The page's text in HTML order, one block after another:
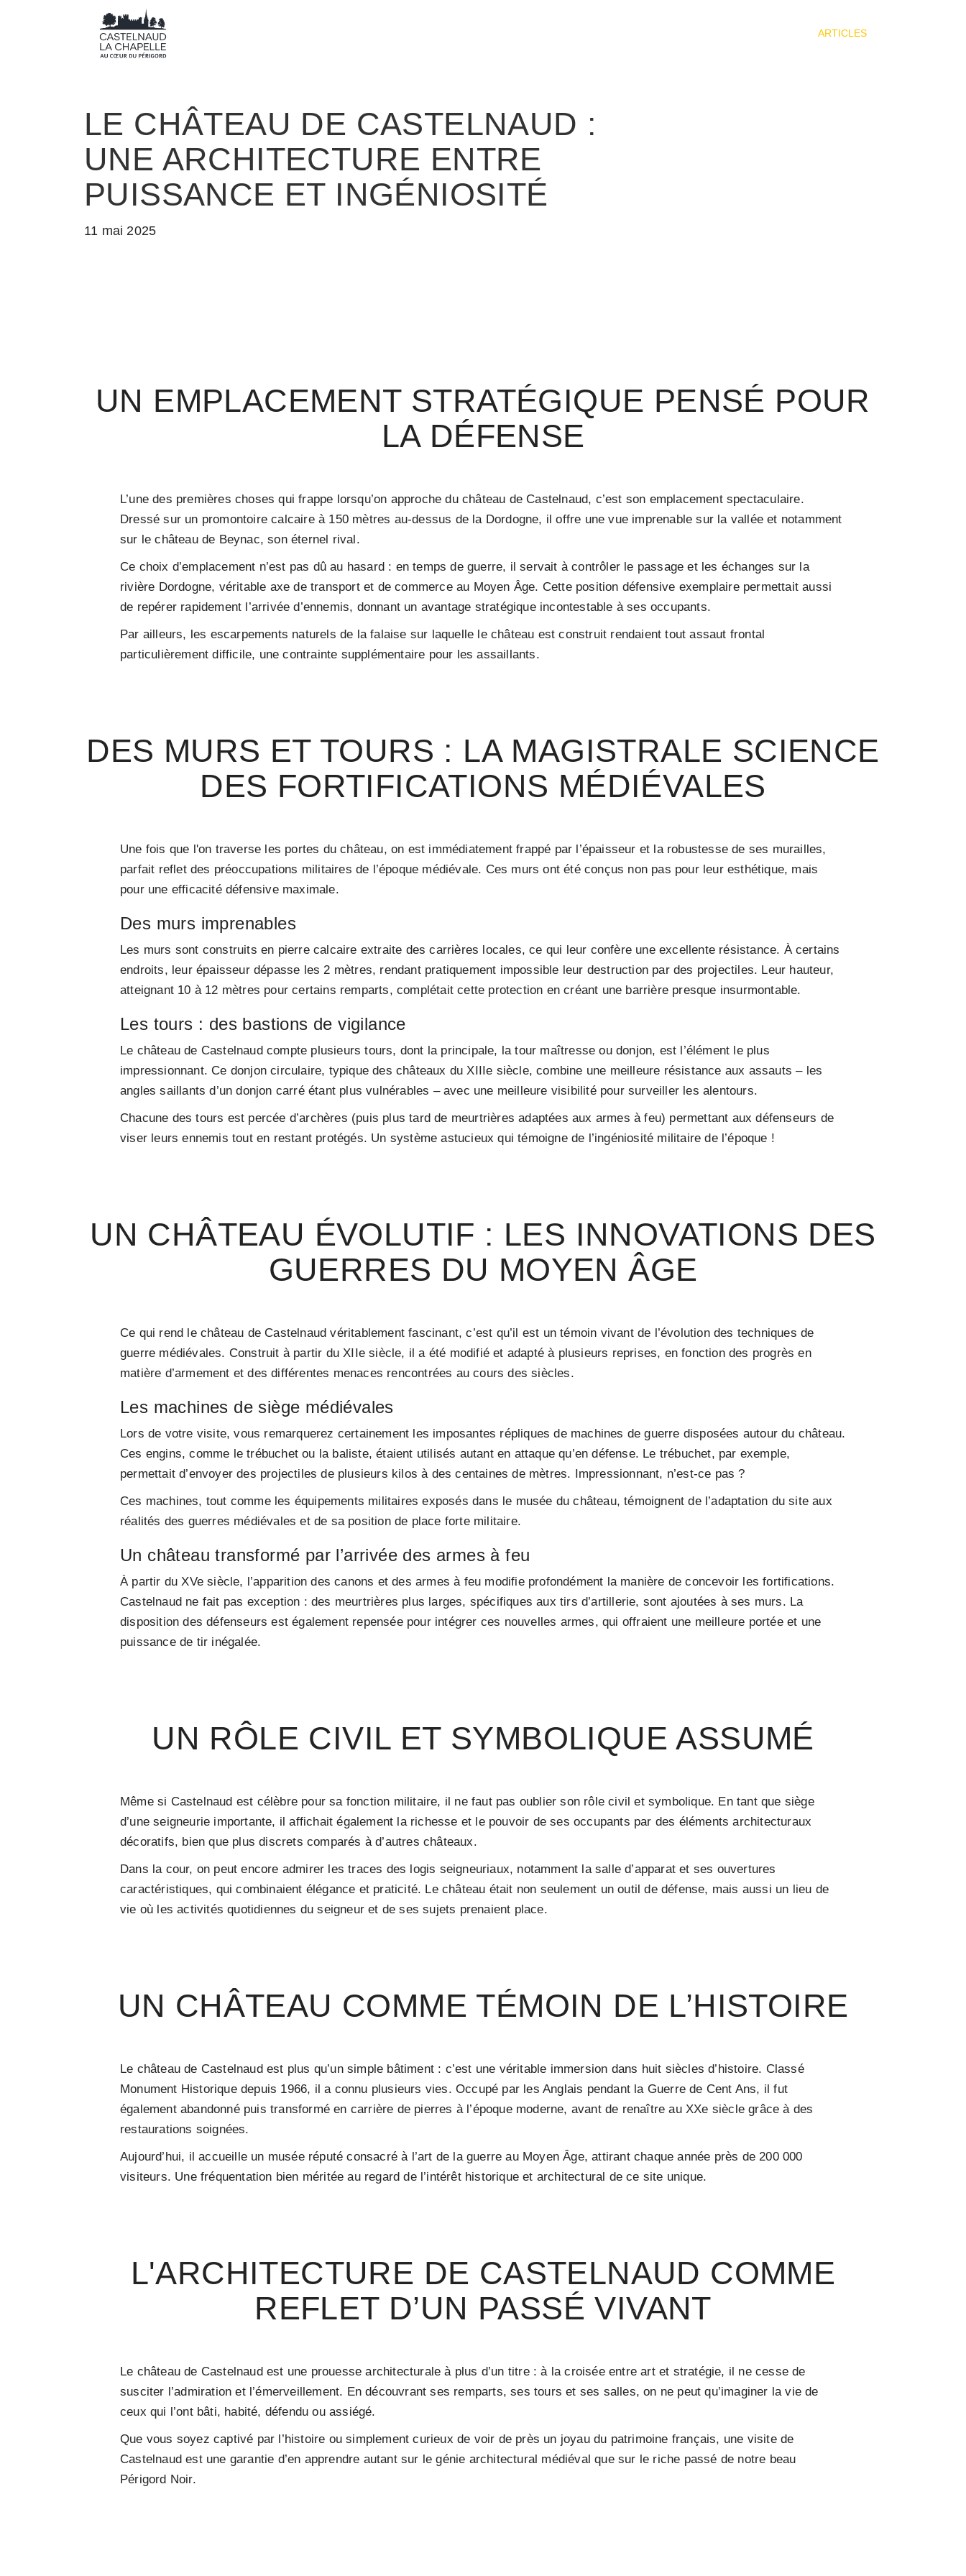
ARTICLES
LE CHÂTEAU DE CASTELNAUD :
UNE ARCHITECTURE ENTRE
PUISSANCE ET INGÉNIOSITÉ
11 mai 2025
UN EMPLACEMENT STRATÉGIQUE PENSÉ POUR
LA DÉFENSE
L’une des premières choses qui frappe lorsqu’on approche du château de Castelnaud, c’est son emplacement spectaculaire.
Dressé sur un promontoire calcaire à 150 mètres au-dessus de la Dordogne, il offre une vue imprenable sur la vallée et notamment
sur le château de Beynac, son éternel rival.
Ce choix d’emplacement n’est pas dû au hasard : en temps de guerre, il servait à contrôler le passage et les échanges sur la
rivière Dordogne, véritable axe de transport et de commerce au Moyen Âge. Cette position défensive exemplaire permettait aussi
de repérer rapidement l’arrivée d’ennemis, donnant un avantage stratégique incontestable à ses occupants.
Par ailleurs, les escarpements naturels de la falaise sur laquelle le château est construit rendaient tout assaut frontal
particulièrement difficile, une contrainte supplémentaire pour les assaillants.
DES MURS ET TOURS : LA MAGISTRALE SCIENCE
DES FORTIFICATIONS MÉDIÉVALES
Une fois que l'on traverse les portes du château, on est immédiatement frappé par l’épaisseur et la robustesse de ses murailles,
parfait reflet des préoccupations militaires de l’époque médiévale. Ces murs ont été conçus non pas pour leur esthétique, mais
pour une efficacité défensive maximale.
Des murs imprenables
Les murs sont construits en pierre calcaire extraite des carrières locales, ce qui leur confère une excellente résistance. À certains
endroits, leur épaisseur dépasse les 2 mètres, rendant pratiquement impossible leur destruction par des projectiles. Leur hauteur,
atteignant 10 à 12 mètres pour certains remparts, complétait cette protection en créant une barrière presque insurmontable.
Les tours : des bastions de vigilance
Le château de Castelnaud compte plusieurs tours, dont la principale, la tour maîtresse ou donjon, est l’élément le plus
impressionnant. Ce donjon circulaire, typique des châteaux du XIIIe siècle, combine une meilleure résistance aux assauts – les
angles saillants d’un donjon carré étant plus vulnérables – avec une meilleure visibilité pour surveiller les alentours.
Chacune des tours est percée d’archères (puis plus tard de meurtrières adaptées aux armes à feu) permettant aux défenseurs de
viser leurs ennemis tout en restant protégés. Un système astucieux qui témoigne de l’ingéniosité militaire de l’époque !
UN CHÂTEAU ÉVOLUTIF : LES INNOVATIONS DES
GUERRES DU MOYEN ÂGE
Ce qui rend le château de Castelnaud véritablement fascinant, c’est qu’il est un témoin vivant de l’évolution des techniques de
guerre médiévales. Construit à partir du XIIe siècle, il a été modifié et adapté à plusieurs reprises, en fonction des progrès en
matière d’armement et des différentes menaces rencontrées au cours des siècles.
Les machines de siège médiévales
Lors de votre visite, vous remarquerez certainement les imposantes répliques de machines de guerre disposées autour du château.
Ces engins, comme le trébuchet ou la baliste, étaient utilisés autant en attaque qu’en défense. Le trébuchet, par exemple,
permettait d’envoyer des projectiles de plusieurs kilos à des centaines de mètres. Impressionnant, n’est-ce pas ?
Ces machines, tout comme les équipements militaires exposés dans le musée du château, témoignent de l’adaptation du site aux
réalités des guerres médiévales et de sa position de place forte militaire.
Un château transformé par l’arrivée des armes à feu
À partir du XVe siècle, l’apparition des canons et des armes à feu modifie profondément la manière de concevoir les fortifications.
Castelnaud ne fait pas exception : des meurtrières plus larges, spécifiques aux tirs d’artillerie, sont ajoutées à ses murs. La
disposition des défenseurs est également repensée pour intégrer ces nouvelles armes, qui offraient une meilleure portée et une
puissance de tir inégalée.
UN RÔLE CIVIL ET SYMBOLIQUE ASSUMÉ
Même si Castelnaud est célèbre pour sa fonction militaire, il ne faut pas oublier son rôle civil et symbolique. En tant que siège
d’une seigneurie importante, il affichait également la richesse et le pouvoir de ses occupants par des éléments architecturaux
décoratifs, bien que plus discrets comparés à d’autres châteaux.
Dans la cour, on peut encore admirer les traces des logis seigneuriaux, notamment la salle d’apparat et ses ouvertures
caractéristiques, qui combinaient élégance et praticité. Le château était non seulement un outil de défense, mais aussi un lieu de
vie où les activités quotidiennes du seigneur et de ses sujets prenaient place.
UN CHÂTEAU COMME TÉMOIN DE L’HISTOIRE
Le château de Castelnaud est plus qu’un simple bâtiment : c’est une véritable immersion dans huit siècles d’histoire. Classé
Monument Historique depuis 1966, il a connu plusieurs vies. Occupé par les Anglais pendant la Guerre de Cent Ans, il fut
également abandonné puis transformé en carrière de pierres à l’époque moderne, avant de renaître au XXe siècle grâce à des
restaurations soignées.
Aujourd’hui, il accueille un musée réputé consacré à l’art de la guerre au Moyen Âge, attirant chaque année près de 200 000
visiteurs. Une fréquentation bien méritée au regard de l’intérêt historique et architectural de ce site unique.
L'ARCHITECTURE DE CASTELNAUD COMME
REFLET D’UN PASSÉ VIVANT
Le château de Castelnaud est une prouesse architecturale à plus d’un titre : à la croisée entre art et stratégie, il ne cesse de
susciter l’admiration et l’émerveillement. En découvrant ses remparts, ses tours et ses salles, on ne peut qu’imaginer la vie de
ceux qui l’ont bâti, habité, défendu ou assiégé.
Que vous soyez captivé par l’histoire ou simplement curieux de voir de près un joyau du patrimoine français, une visite de
Castelnaud est une garantie d’en apprendre autant sur le génie architectural médiéval que sur le riche passé de notre beau
Périgord Noir.